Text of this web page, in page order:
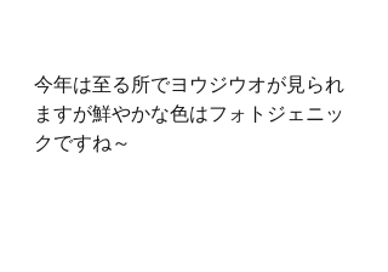
今年は至る所でヨウジウオが見られ
ますが鮮やかな色はフォトジェニッ
クですね～